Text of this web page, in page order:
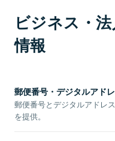
ビジネス・
情報
郵便番号・デジタルアド
郵便番号とデジタルアドレ
を提供。